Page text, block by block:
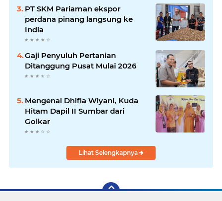
PT SKM Pariaman ekspor
perdana pinang langsung ke
India
Gaji Penyuluh Pertanian
Ditanggung Pusat Mulai 2026
Mengenal Dhifla Wiyani, Kuda
Hitam Dapil II Sumbar dari
Golkar
Lihat Selengkapnya